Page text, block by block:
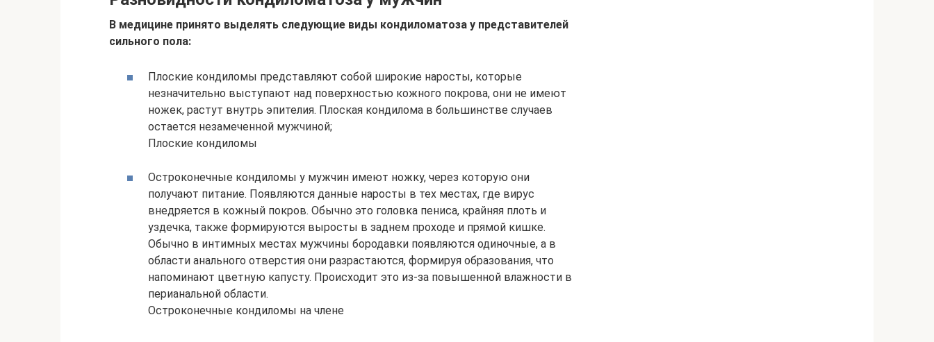
В медицине принято выделять следующие виды кондиломатоза у представителей
сильного пола:
Плоские кондиломы представляют собой широкие наросты, которые
незначительно выступают над поверхностью кожного покрова, они не имеют
ножек, растут внутрь эпителия. Плоская кондилома в большинстве случаев
остается незамеченной мужчиной;
Плоские кондиломы
Остроконечные кондиломы у мужчин имеют ножку, через которую они
получают питание. Появляются данные наросты в тех местах, где вирус
внедряется в кожный покров. Обычно это головка пениса, крайняя плоть и
уздечка, также формируются выросты в заднем проходе и прямой кишке.
Обычно в интимных местах мужчины бородавки появляются одиночные, а в
области анального отверстия они разрастаются, формируя образования, что
напоминают цветную капусту. Происходит это из-за повышенной влажности в
перианальной области.
Остроконечные кондиломы на члене